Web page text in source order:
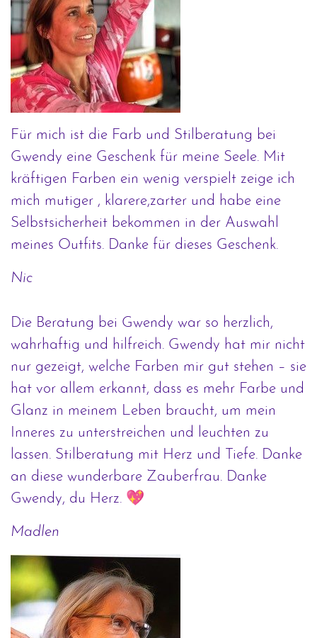
Für mich ist die Farb und Stilberatung bei
Gwendy eine Geschenk für meine Seele. Mit
kräftigen Farben ein wenig verspielt zeige ich
mich mutiger , klarere,zarter und habe eine
Selbstsicherheit bekommen in der Auswahl
meines Outfits. Danke für dieses Geschenk.
Nic
Die Beratung bei Gwendy war so herzlich,
wahrhaftig und hilfreich. Gwendy hat mir nicht
nur gezeigt, welche Farben mir gut stehen – sie
hat vor allem erkannt, dass es mehr Farbe und
Glanz in meinem Leben braucht, um mein
Inneres zu unterstreichen und leuchten zu
lassen. Stilberatung mit Herz und Tiefe. Danke
an diese wunderbare Zauberfrau. Danke
Gwendy, du Herz. 💖
Madlen